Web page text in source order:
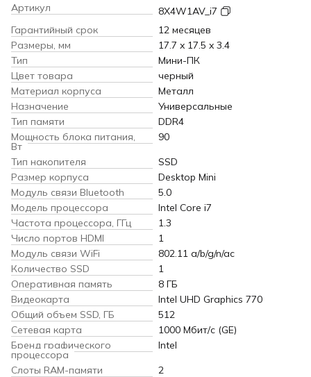
Артикул
8X4W1AV_i7
Гарантийный срок
12 месяцев
Размеры, мм
17.7 x 17.5 x 3.4
Тип
Мини-ПК
Цвет товара
черный
Материал корпуса
Металл
Назначение
Универсальные
Тип памяти
DDR4
Мощность блока питания,
Вт
90
Тип накопителя
SSD
Размер корпуса
Desktop Mini
Модуль связи Bluetooth
5.0
Модель процессора
Intel Core i7
Частота процессора, ГГц
1.3
Число портов HDMI
1
Модуль связи WiFi
802.11 a/b/g/n/ac
Количество SSD
1
Оперативная память
8 ГБ
Видеокарта
Intel UHD Graphics 770
Общий объем SSD, ГБ
512
Сетевая карта
1000 Мбит/с (GE)
Бренд графического
процессора
Intel
Слоты RAM-памяти
2